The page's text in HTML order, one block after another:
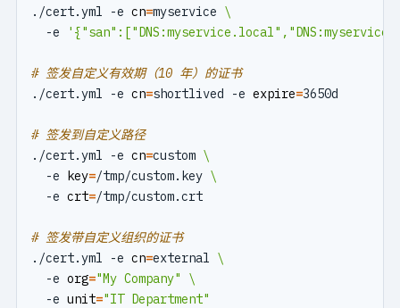
./cert.yml -e cn=myservice
  -e
# 签发自定义有效期（10 年）的证书
./cert.yml -e cn=shortlived -e expire=
# 签发到自定义路径
./cert.yml -e cn=custom
  -e
key=/tmp/custom.key
  -e
crt= /tmp/custom.crt
# 签发带自定义组织的证书
./cert.yml -e cn=external
  -e
org="My Company"
  -e
unit="IT Department"